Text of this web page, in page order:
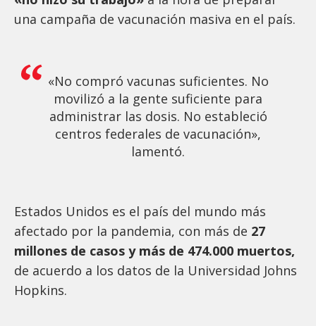
una campaña de vacunación masiva en el país.
«No compró vacunas suficientes. No
movilizó a la gente suficiente para
administrar las dosis. No estableció
centros federales de vacunación»,
lamentó.
Estados Unidos es el país del mundo más
afectado por la pandemia, con más de 27
millones de casos y más de 474.000 muertos,
de acuerdo a los datos de la Universidad Johns
Hopkins.